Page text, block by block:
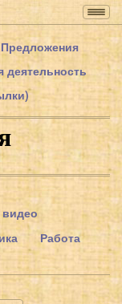
Предложения
деятельность
Работа